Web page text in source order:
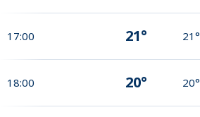
17:00 21° 21°
18:00 20° 20°